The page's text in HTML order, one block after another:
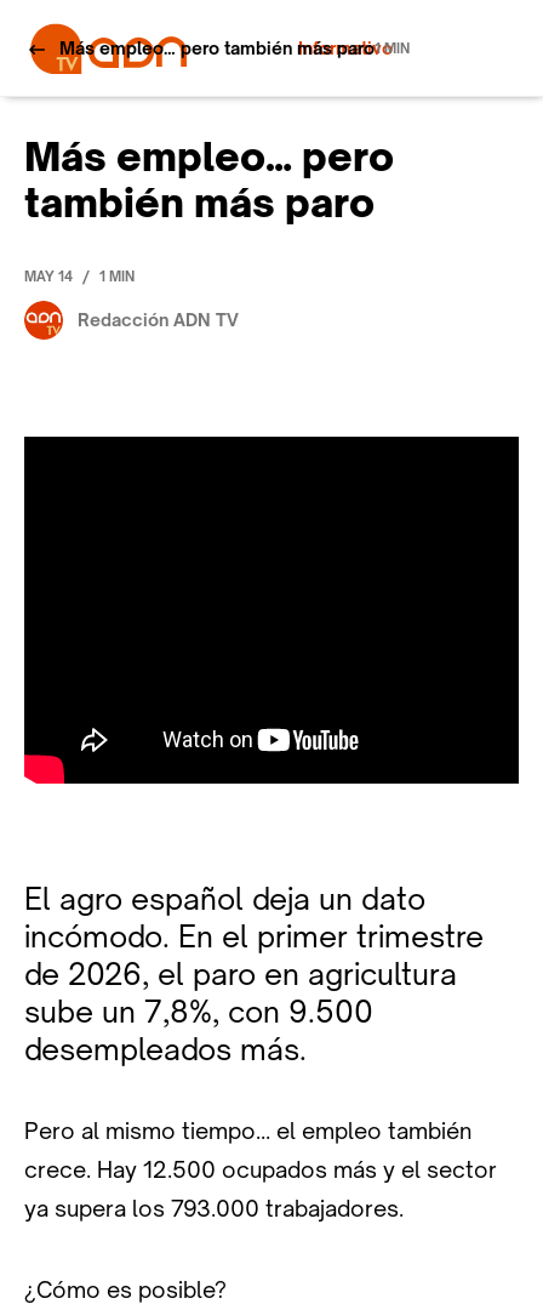
Informativo
Más empleo… pero también más paro1 MIN
Más empleo… pero
también más paro
MAY 14 / 1 MIN
Redacción ADN TV
El agro español deja un dato
incómodo. En el primer trimestre
de 2026, el paro en agricultura
sube un 7,8%, con 9.500
desempleados más.
Pero al mismo tiempo… el empleo también
crece. Hay 12.500 ocupados más y el sector
ya supera los 793.000 trabajadores.
¿Cómo es posible?